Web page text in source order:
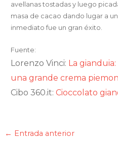
avellanas tostadas y luego
masa de cacao dando lugar a
inmediato fue un gran éxito.
Fuente:
Lorenzo Vinci: La
una grande crema
Cibo 360.it:Cioccolato
← Entrada anterior